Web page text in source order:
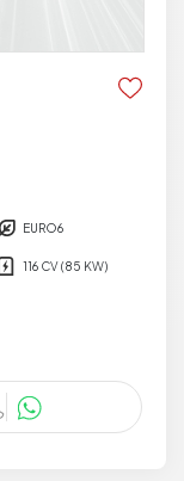
EURO6
116 CV (85 KW)